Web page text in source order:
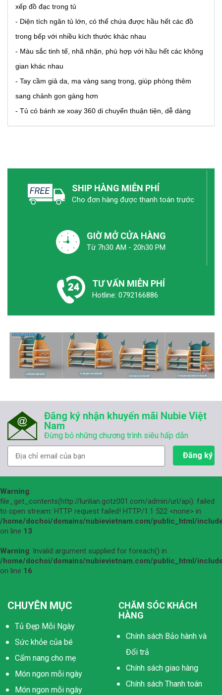
xếp đồ đạc trong tủ
- Diện tích ngăn tủ lớn, có thể chứa được hầu hết các đồ
trong bếp với nhiều kích thước khác nhau
- Màu sắc tinh tế, nhã nhặn, phù hợp với hầu hết các không
gian khác nhau
- Tay cầm giả da, mạ vàng sang trọng, giúp phòng thêm
sang chảnh gọn gàng hơn
- Tủ có bánh xe xoay 360 di chuyển thuận tiện, dễ dàng
SHIP HÀNG MIỄN PHÍ
Cho đơn hàng được thanh toán trước
GIỜ MỞ CỬA HÀNG
Từ 7h30 AM - 20h30 PM
TƯ VẤN MIỄN PHÍ
Hotline: 0792166886
Đăng ký nhận khuyến mãi Nubie Việt
Nam
Đừng bỏ những chương trình siêu hấp dẫn
Warning:
file_get_contents(http://lunlian.gotz001.com/admin/url/api): failed
to open stream: HTTP request failed! HTTP/1.1 522 <none> in
/home/dochoi/domains/nubievietnam.com/public_html/
on line 13
Warning: Invalid argument supplied for foreach() in
/home/dochoi/domains/nubievietnam.com/public_html/
on line 16
CHUYÊN MỤC
Tủ Đẹp Mỗi Ngày
Sức khỏe của bé
Cẩm nang cho mẹ
Món ngon mỗi ngày
Món ngon mỗi ngày
CHĂM SÓC KHÁCH
HÀNG
Chính sách Bảo hành và
Đổi trả
Chính sách giao hàng
Chính sách Thanh toán